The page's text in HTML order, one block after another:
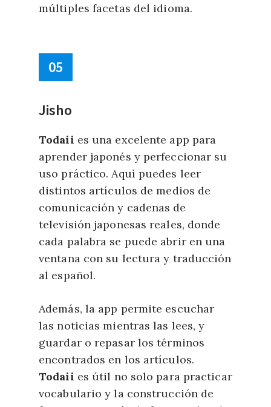
múltiples facetas del idioma.
05
Jisho
Todaii es una excelente app para
aprender japonés y perfeccionar su
uso práctico. Aquí puedes leer
distintos artículos de medios de
comunicación y cadenas de
televisión japonesas reales, donde
cada palabra se puede abrir en una
ventana con su lectura y traducción
al español.
Además, la app permite escuchar
las noticias mientras las lees, y
guardar o repasar los términos
encontrados en los artículos.
Todaii es útil no solo para practicar
vocabulario y la construcción de